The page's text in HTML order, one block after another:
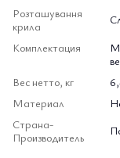
Розташування
крила
Комплектация
Вес нетто, кг
Материал
Страна-
Производитель